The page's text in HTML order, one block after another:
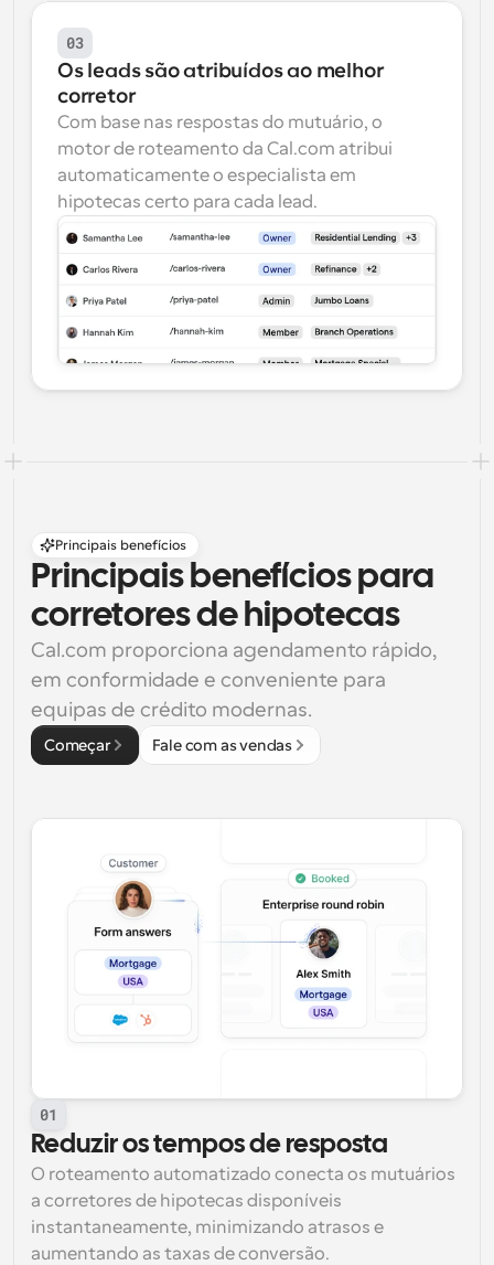
03
Os leads são atribuídos ao melhor
corretor
Com base nas respostas do mutuário, o
motor de roteamento da Cal.com atribui
automaticamente o especialista em
hipotecas certo para cada lead.
Principais benefícios
Principais benefícios para
corretores de hipotecas
Cal.com proporciona agendamento rápido,
em conformidade e conveniente para
equipas de crédito modernas.
Começar Fale com as vendas
01
Reduzir os tempos de resposta
O roteamento automatizado conecta os mutuários
a corretores de hipotecas disponíveis
instantaneamente, minimizando atrasos e
aumentando as taxas de conversão.